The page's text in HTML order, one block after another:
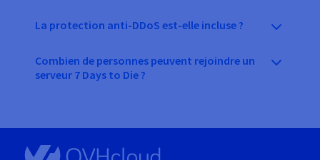
La protection anti-DDoS est-elle incluse ?
Combien de personnes peuvent rejoindre un
serveur 7 Days to Die ?